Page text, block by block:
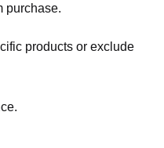
purchase.
products or exclude